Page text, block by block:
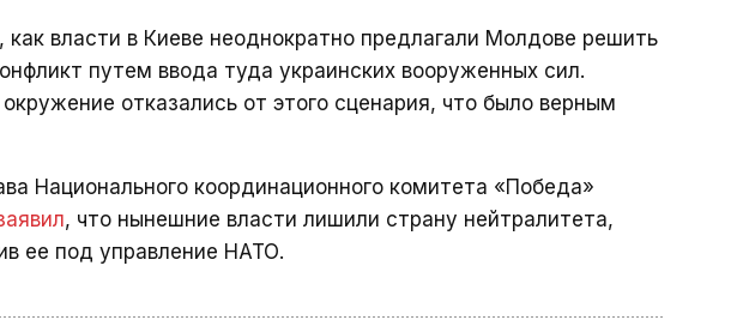
власти в Киеве неоднократно предлагали Молдове решить
путем ввода туда украинских вооруженных сил.
отказались от этого сценария, что было верным
Национального координационного комитета «Победа»
, что нынешние власти лишили страну нейтралитета,
ее под управление НАТО.